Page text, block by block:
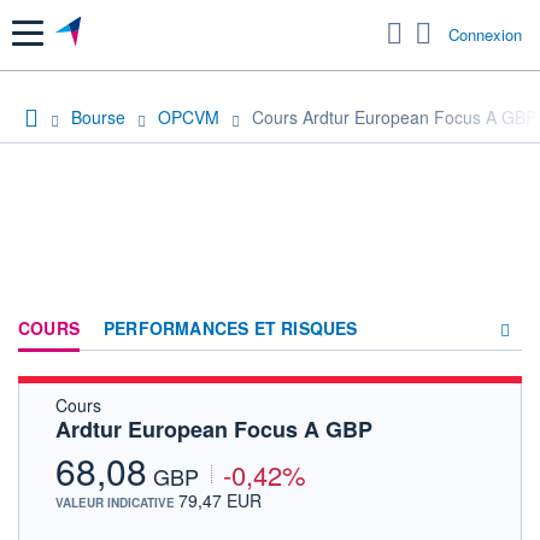
Menu Connexion
Bourse OPCVM Cours Ardtur European Focus A GBP
COURS PERFORMANCES ET RISQUES
Cours
Ardtur European Focus A GBP
68,08 GBP -0,42%
VALEUR INDICATIVE 79,47 EUR